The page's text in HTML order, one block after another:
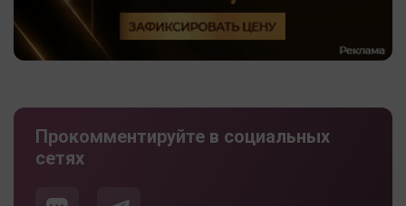
Прокомментируйте в социальных
сетях